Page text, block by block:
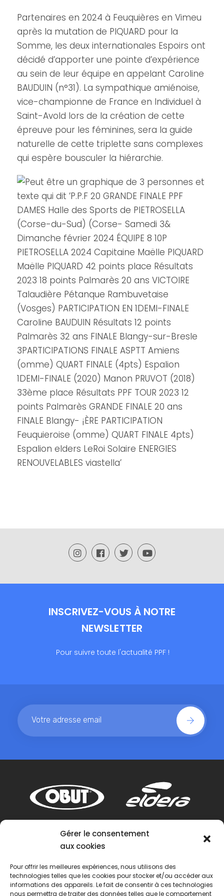
Gérer le consentement
aux cookies
Pour offrir les meilleures expériences, nous utilisons des
technologies telles que les cookies pour stocker et/ou accéder aux
informations des appareils. Le fait de consentir à ces technologies
nous permettra de traiter des données telles que le comportement
Partenaires en 2024 à Feuquières en Vimeu
après la mutation de PIQUARD pour la
Somme, les deux internationales Espoirs ont
décidé d’apporter une pointe d’expérience
au sein de leur équipe en appelant Caroline
BAUDUIN (n°31). La sympathique amiénoise,
vice-championne de France en Individuel à
Saint-Avold lors de la création de cette
épreuve pour les féminines, sera la guide
naturelle de cette triplette sans complexes
qui espère bousculer la hiérarchie.
INSCRIVEZ-VOUS À NOTRE
NEWSLETTER
Pour suivre toute l'actualité PPF !